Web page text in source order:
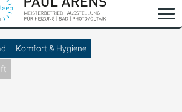
Komfort & Hygiene